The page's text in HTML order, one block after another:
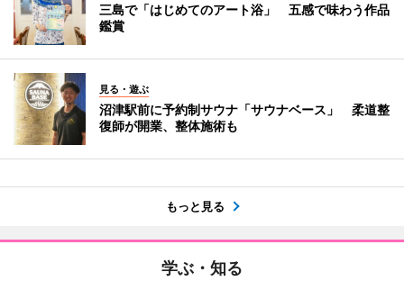
三島で「はじめてのアート浴」 五感で味わう作品
鑑賞
見る・遊ぶ
沼津駅前に予約制サウナ「サウナベース」 柔道整
復師が開業、整体施術も
もっと見る
学ぶ・知る